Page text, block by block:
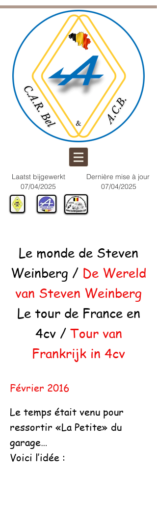
Laatst bijgewerkt
07/04/2025
Dernière mise à jour
07/04/2025
Le monde de Steven
Weinberg / De Wereld
van Steven Weinberg
Le tour de France en
4cv / Tour van
Frankrijk in 4cv
Février 2016
Le temps était venu pour
ressortir «La Petite» du
garage…
Voici l’idée :